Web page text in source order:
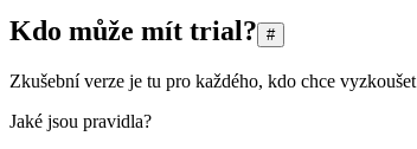
Kdo může mít trial? #
Zkušební verze je tu pro každého, kdo chce vyzkoušet
Jaké jsou pravidla?